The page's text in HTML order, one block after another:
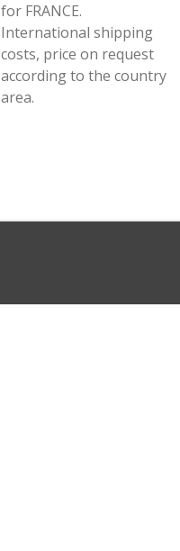
for FRANCE.
International shipping
costs, price on request
according to the country
area.